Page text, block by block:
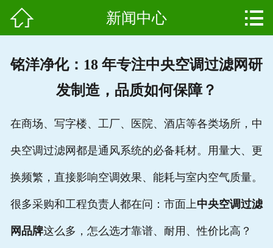
用户案例
资质证书
公司简介
 新闻中心 
铭洋净化：18 年专注中央空调过滤网研
发制造，品质如何保障？
在商场、写字楼、工厂、医院、酒店等各类场所，中
央空调过滤网都是通风系统的必备耗材。用量大、更
换频繁，直接影响空调效果、能耗与室内空气质量。
很多采购和工程负责人都在问：市面上中央空调过滤
网品牌这么多，怎么选才靠谱、耐用、性价比高？